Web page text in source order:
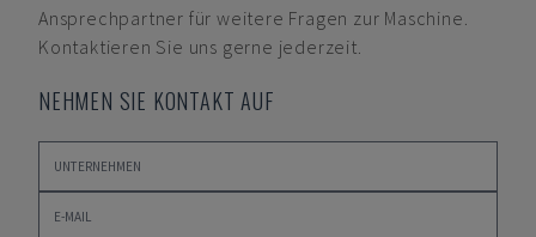
Ansprechpartner für weitere Fragen zur Maschine.
Kontaktieren Sie uns gerne jederzeit.
NEHMEN SIE KONTAKT AUF